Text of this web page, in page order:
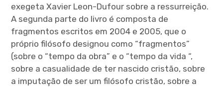
child
menu
exegeta Xavier Leon-Dufour sobre a ressurreição.
A segunda parte do livro é composta de
fragmentos escritos em 2004 e 2005, que o
próprio filósofo designou como “fragmentos”
(sobre o “tempo da obra” e o “tempo da vida “,
sobre a casualidade de ter nascido cristão, sobre
a imputação de ser um filósofo cristão, sobre a